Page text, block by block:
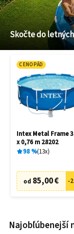
Skočte do
CENOPÁD
Intex Metal Frame
x 0,76 m 28202
98% 13x
od 85,00 € -
Najobľúbenejší